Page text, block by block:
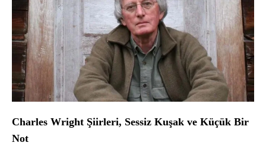
Charles Wright Şiirleri, Sessiz Kuşak ve Küçük Bir
Not